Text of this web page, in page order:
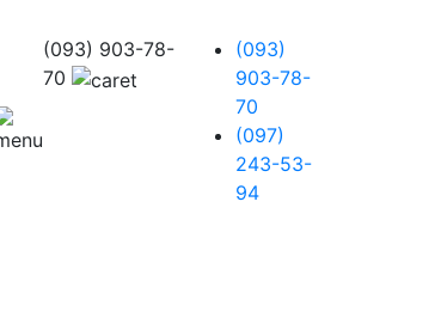
(093) 903-78-
70
(093)
903-78-
70
(097)
243-53-
94